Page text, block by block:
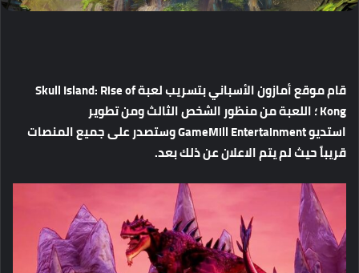
قامموقعأمازونالأسبانيبتسريبلعبةSkull Island: Rise of
Kong؛اللعبةمنمنظورالشخصالثالثومنتطوير
استديوGameMill Entertainmentوستصدرعلىجميعالمنصات
قريباًحيثلميتمالاعلانعنذلكبعد.